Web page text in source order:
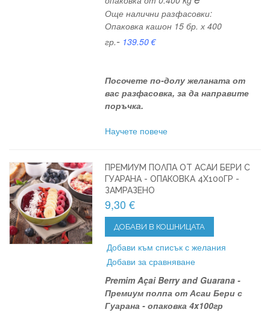
Още налични разфасовки:
Опаковка кашон 15 бр. х 400
гр.- 139.50€
Посочете по-долу желаната от
вас разфасовка, за да направите
поръчка.
Научете повече
ПРЕМИУМ ПОЛПА ОТ АСАИ БЕРИ С
ГУАРАНА - ОПАКОВКА 4X100ГР -
ЗАМРАЗЕНО
9,30 €
ДОБАВИ В КОШНИЦАТА
Добави към списък с желания
Добави за сравняване
Premim Açai Berry and Guarana -
Премиум полпа от Асаи Бери с
Гуарана - опаковка 4x100гр